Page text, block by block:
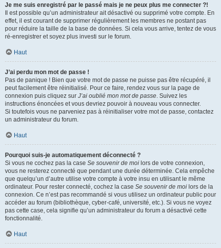
Je me suis enregistré par le passé mais je ne peux plus me connecter ?!
Il est possible qu’un administrateur ait désactivé ou supprimé votre compte. En
effet, il est courant de supprimer régulièrement les membres ne postant pas
pour réduire la taille de la base de données. Si cela vous arrive, tentez de vous
ré-enregistrer et soyez plus investi sur le forum.
Haut
J’ai perdu mon mot de passe !
Pas de panique ! Bien que votre mot de passe ne puisse pas être récupéré, il
peut facilement être réinitialisé. Pour ce faire, rendez vous sur la page de
connexion puis cliquez sur J’ai oublié mon mot de passe. Suivez les
instructions énoncées et vous devriez pouvoir à nouveau vous connecter.
Si toutefois vous ne parveniez pas à réinitialiser votre mot de passe, contactez
un administrateur du forum.
Haut
Pourquoi suis-je automatiquement déconnecté ?
Si vous ne cochez pas la case Se souvenir de moi lors de votre connexion,
vous ne resterez connecté que pendant une durée déterminée. Cela empêche
que quelqu’un d’autre utilise votre compte à votre insu en utilisant le même
ordinateur. Pour rester connecté, cochez la case Se souvenir de moi lors de la
connexion. Ce n’est pas recommandé si vous utilisez un ordinateur public pour
accéder au forum (bibliothèque, cyber-café, université, etc.). Si vous ne voyez
pas cette case, cela signifie qu’un administrateur du forum a désactivé cette
fonctionnalité.
Haut